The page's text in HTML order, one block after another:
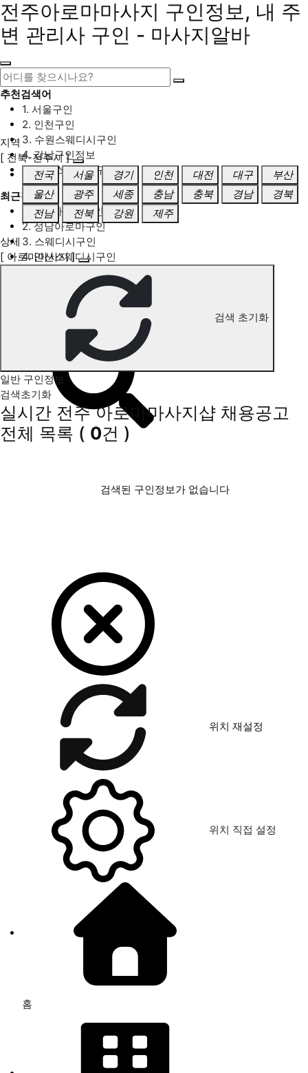
전주아로마마사지 구인정보, 내 주
변 관리사 구인 - 마사지알바
추천검색어
1. 서울구인
2. 인천구인
3. 수원스웨디시구인
4. 강남구인정보
5. 동탄스웨디시구인
최근검색어
1. 일산마사지구인
2. 성남아로마구인
3. 스웨디시구인
4. 안산스웨디시구인
전주 아로마마사지 구인정보
지역
[ 전북-전주시 ]
전국
서울 경기 인천 대전 대구
부산
울산
광주 세종 충남 충북 경남
경북
전남
전북 강원 제주
상세
[ 아로마마사지 ]
검색 초기화
일반 구인정보
검색초기화
실시간 전주 아로마마사지샵 채용공고
전체 목록 ( 0건 )
검색된 구인정보가 없습니다
위치 재설정
위치 직접 설정
홈